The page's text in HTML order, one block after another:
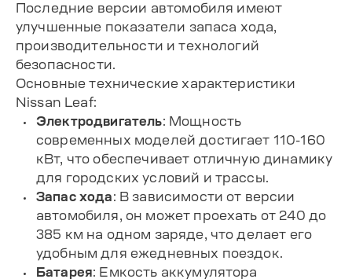
Последние версии автомобиля имеют
улучшенные показатели запаса хода,
производительности и технологий
безопасности.
Основные технические характеристики
Nissan Leaf:
Электродвигатель: Мощность
современных моделей достигает 110-160
кВт, что обеспечивает отличную динамику
для городских условий и трассы.
Запас хода: В зависимости от версии
автомобиля, он может проехать от 240 до
385 км на одном заряде, что делает его
удобным для ежедневных поездок.
Батарея: Емкость аккумулятора